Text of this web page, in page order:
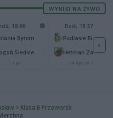
WYNIKI NA ŻYWO
18:00
Bytom
Siedlce
I liga
Dziś, 19:57
Podlasie Biała Podlaska
Hetman Zamość
III liga, gr. IV
›
> Klasa B Przeworsk